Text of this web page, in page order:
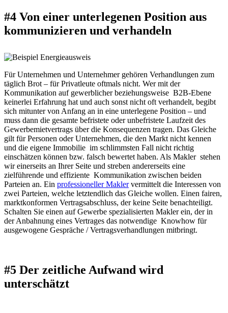
#4 Von einer unterlegenen Position aus
kommunizieren und verhandeln
Für Unternehmen und Unternehmer gehören Verhandlungen zum
täglich Brot – für Privatleute oftmals nicht. Wer mit der
Kommunikation auf gewerblicher beziehungsweise B2B-Ebene
keinerlei Erfahrung hat und auch sonst nicht oft verhandelt, begibt
sich mitunter von Anfang an in eine unterlegene Position – und
muss dann die gesamte befristete oder unbefristete Laufzeit des
Gewerbemietvertrags über die Konsequenzen tragen. Das Gleiche
gilt für Personen oder Unternehmen, die den Markt nicht kennen
und die eigene Immobilie im schlimmsten Fall nicht richtig
einschätzen können bzw. falsch bewertet haben. Als Makler stehen
wir einerseits an Ihrer Seite und streben andererseits eine
zielführende und effiziente Kommunikation zwischen beiden
Parteien an. Ein professioneller Maklervermittelt die Interessen von
zwei Parteien, welche letztendlich das Gleiche wollen. Einen fairen,
marktkonformen Vertragsabschluss, der keine Seite benachteiligt.
Schalten Sie einen auf Gewerbe spezialisierten Makler ein, der in
der Anbahnung eines Vertrages das notwendige Knowhow für
ausgewogene Gespräche / Vertragsverhandlungen mitbringt.
#5 Der zeitliche Aufwand wird
unterschätzt